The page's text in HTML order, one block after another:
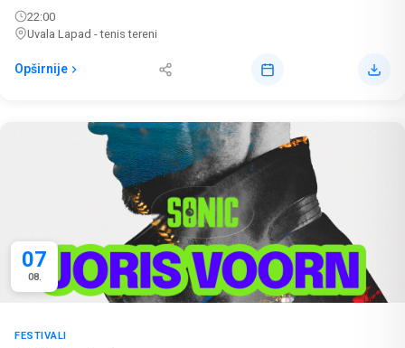
22:00
Uvala Lapad - tenis tereni
Opširnije
07
08.
FESTIVALI